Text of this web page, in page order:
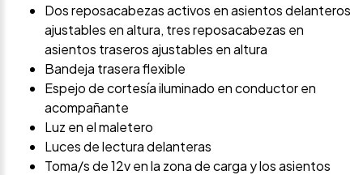
Dos reposacabezas activos en asientos delanteros
ajustables en altura, tres reposacabezas en
asientos traseros ajustables en altura
Bandeja trasera flexible
Espejo de cortesía iluminado en conductor en
acompañante
Luz en el maletero
Luces de lectura delanteras
Toma/s de 12v en la zona de carga y los asientos